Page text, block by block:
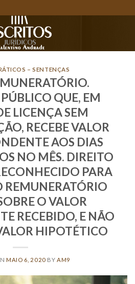
– SENTENÇAS
QUE, EM
LICENÇA SEM
RECEBE VALOR
AOS DIAS
NO MÊS. DIREITO
PARA
REMUNERATÓRIO
O VALOR
RECEBIDO, E NÃO
HIPOTÉTICO
MAIO 6, 2020 BY AM9